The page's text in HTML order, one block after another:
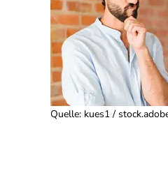
Quelle: kues1 /